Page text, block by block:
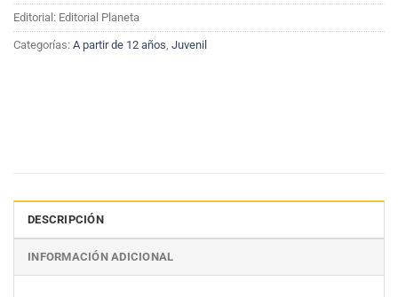
Editorial: Editorial Planeta
Categorías: A partir de 12 años, Juvenil
DESCRIPCIÓN
INFORMACIÓN ADICIONAL